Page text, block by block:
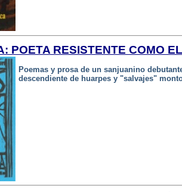
POETA RESISTENTE COMO
Poemas y prosa de un sanjuanino
descendiente de huarpes y "salvajes"